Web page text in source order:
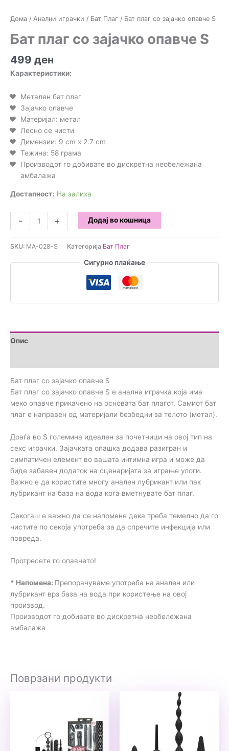
Дома / Анални играчки / Бат Плаг / Бат плаг со зајачко опавче S
Бат плаг со зајачко опавче S
499 ден
Карактеристики:
Метален бат плаг
Зајачко опавче
Материјал: метал
Лесно се чисти
Димензии: 9 cm x 2.7 cm
Тежина: 58 грама
Производот го добивате во дискретна необележана
амбалажа
Достапност: На залиха
-
плаг
со
зајачко
опавче
+ Додај во кошница
SKU: MA-028-S Категорија Бат Плаг
Сигурно плаќање
Опис
Бат плаг со зајачко опавче S
Бат плаг со зајачко опавче S е анална играчка која има
меко опавче прикачено на основата бат плагот. Самиот бат
плаг е направен од материјали безбедни за телото (метал).
Доаѓа во S големина идеален за почетници на овој тип на
секс играчки. Зајачката опашка додава разигран и
симпатичен елемент во вашата интимна игра и може да
биде забавен додаток на сценаријата за играње улоги.
Важно е да користите многу анален лубрикант или пак
лубрикант на база на вода кога вметнувате бат плаг.
Секогаш е важно да се напомене дека треба темелно да го
чистите по секоја употреба за да спречите инфекција или
повреда.
Протресете го опавчето!
* Напомена: Препорачуваме употреба на анален или
лубрикант врз база на вода при користење на овој
производ.
Производот го добивате во дискретна необележана
амбалажа
Поврзани продукти